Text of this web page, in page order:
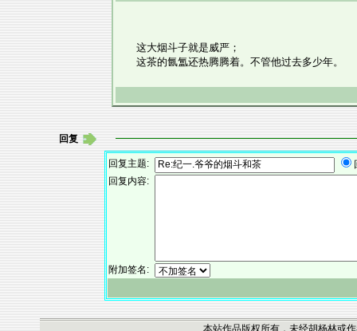
这大烟斗子就是威严；
这茶的氤氲还热腾腾着。不管他过去多少年。
回复
回复主题:
回复内容:
附加签名:
本站作品版权所有，未经胡杨林或